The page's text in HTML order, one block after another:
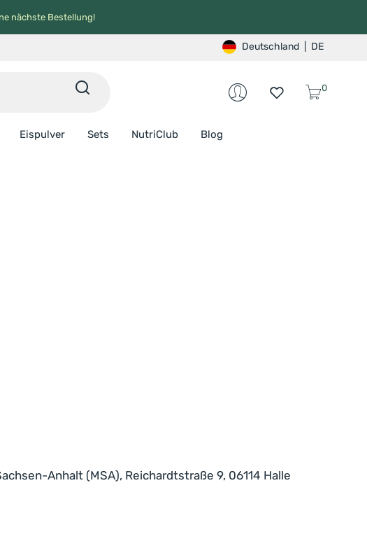
nächste Bestellung!
Deutschland DE
0
Eispulver Sets NutriClub Blog
Anhalt (MSA), Reichardtstraße 9, 06114 Halle